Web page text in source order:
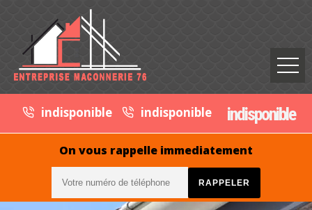
indisponible indisponible indisponible
On vous rappelle immediatement